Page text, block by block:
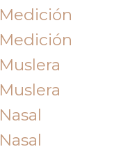
Medición
Medición
Muslera
Muslera
Nasal
Nasal